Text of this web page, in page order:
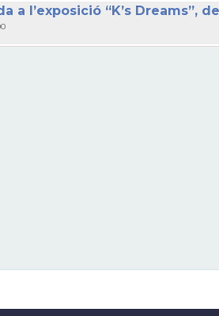
a l’exposició “K’s Dreams”,